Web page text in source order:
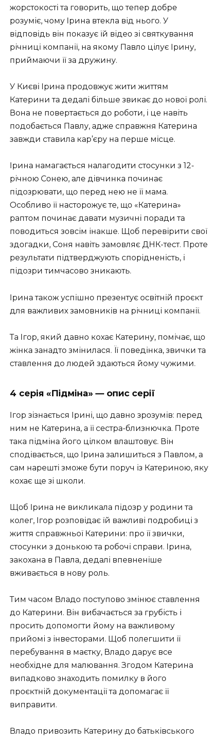
жорстокості та говорить, що тепер добре
розуміє, чому Ірина втекла від нього. У
відповідь він показує їй відео зі святкування
річниці компанії, на якому Павло цілує Ірину,
приймаючи її за дружину.
У Києві Ірина продовжує жити життям
Катерини та дедалі більше звикає до нової ролі.
Вона не повертається до роботи, і це навіть
подобається Павлу, адже справжня Катерина
завжди ставила кар’єру на перше місце.
Ірина намагається налагодити стосунки з 12-
річною Сонею, але дівчинка починає
підозрювати, що перед нею не її мама.
Особливо її насторожує те, що «Катерина»
раптом починає давати музичні поради та
поводиться зовсім інакше. Щоб перевірити свої
здогадки, Соня навіть замовляє ДНК-тест. Проте
результати підтверджують спорідненість, і
підозри тимчасово зникають.
Ірина також успішно презентує освітній проєкт
для важливих замовників на річниці компанії.
Та Ігор, який давно кохає Катерину, помічає, що
жінка занадто змінилася. Її поведінка, звички та
ставлення до людей здаються йому чужими.
4 серія «Підміна» — опис серії
Ігор зізнається Ірині, що давно зрозумів: перед
ним не Катерина, а її сестра-близнючка. Проте
така підміна його цілком влаштовує. Він
сподівається, що Ірина залишиться з Павлом, а
сам нарешті зможе бути поруч із Катериною, яку
кохає ще зі школи.
Щоб Ірина не викликала підозр у родини та
колег, Ігор розповідає їй важливі подробиці з
життя справжньої Катерини: про її звички,
стосунки з донькою та робочі справи. Ірина,
закохана в Павла, дедалі впевненіше
вживається в нову роль.
Тим часом Владо поступово змінює ставлення
до Катерини. Він вибачається за грубість і
просить допомогти йому на важливому
прийомі з інвесторами. Щоб полегшити її
перебування в маєтку, Владо дарує все
необхідне для малювання. Згодом Катерина
випадково знаходить помилку в його
проєктній документації та допомагає її
виправити.
Владо привозить Катерину до батьківського